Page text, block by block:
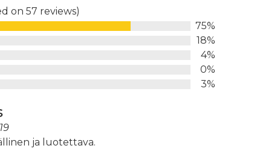
on 57 reviews)
75%
18%
4%
0%
3%
ja luotettava.